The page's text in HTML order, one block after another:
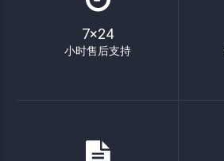
7×24
小时售后支持